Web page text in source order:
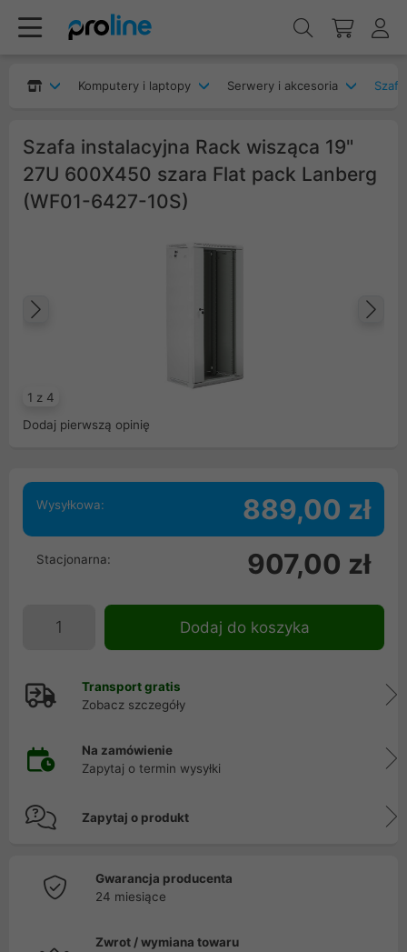
Komputery i laptopy Serwery i akcesoria
Szafa instalacyjna Rack wisząca 19"
27U 600X450 szara Flat pack Lanberg
(WF01-6427-10S)
1 z 4
Dodaj pierwszą opinię
Wysyłkowa: 889,00 zł
Stacjonarna: 907,00 zł
Dodaj do koszyka
Transport gratis
Zobacz szczegóły
Na zamówienie
Zapytaj o termin wysyłki
Zapytaj o produkt
Gwarancja producenta
24 miesiące
Zwrot / wymiana towaru